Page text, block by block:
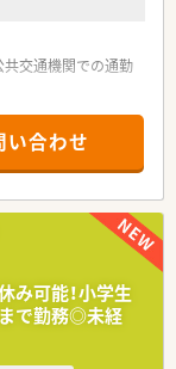
交通機関での通勤
する予定の人員体
を複数店舗展開し
、多職種連携を推
ている成長企業で
い合わせ
み可能！小学生
で勤務◎未経